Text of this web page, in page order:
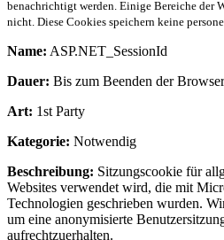
benachrichtigt werden. Einige Bereiche der
nicht. Diese Cookies speichern keine
Name: ASP.NET_SessionId
Dauer: Bis zum Beenden der
Art: 1st Party
Kategorie: Notwendig
Beschreibung: Sitzungscookie für
Websites verwendet wird, die mit
Technologien geschrieben wurden.
um eine anonymisierte
aufrechtzuerhalten.